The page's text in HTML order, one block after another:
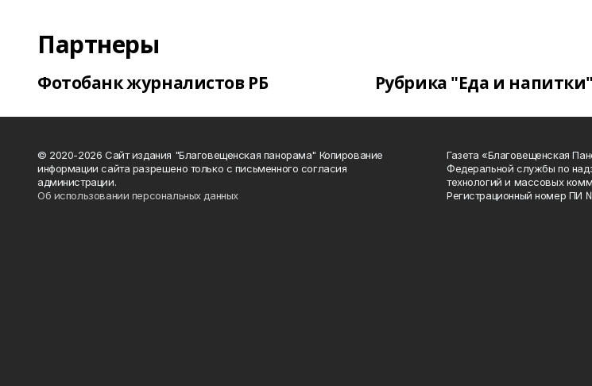
Партнеры
Фотобанк журналистов РБ Рубрика "Еда и напитки"
© 2020-2026 Сайт издания "Благовещенская панорама" Копирование
информации сайта разрешено только с письменного согласия
администрации.
Об использовании персональных данных
Газета «Благовещенская
Федеральной службы по
технологий и массовых
Регистрационный номер ПИ